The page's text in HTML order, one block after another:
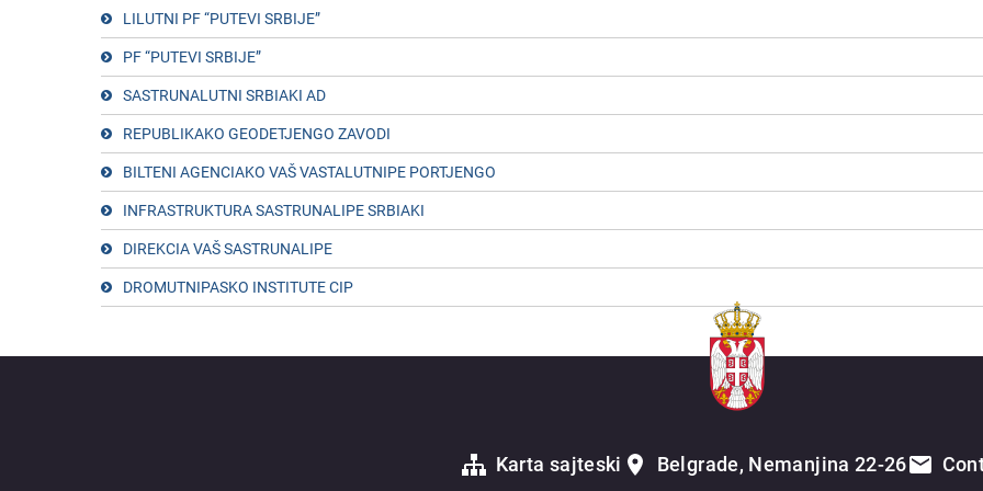
LILUTNI PF “PUTEVI SRBIJE”
PF “PUTEVI SRBIJE”
SASTRUNALUTNI SRBIAKI AD
REPUBLIKAKO GEODETJENGO ZAVODI
BILTENI AGENCIAKO VAŠ VASTALUTNIPE PORTJENGO
INFRASTRUKTURA SASTRUNALIPE SRBIAKI
DIREKCIA VAŠ SASTRUNALIPE
DROMUTNIPASKO INSTITUTE CIP
Karta sajteski Belgrade, Nemanjina 22-26